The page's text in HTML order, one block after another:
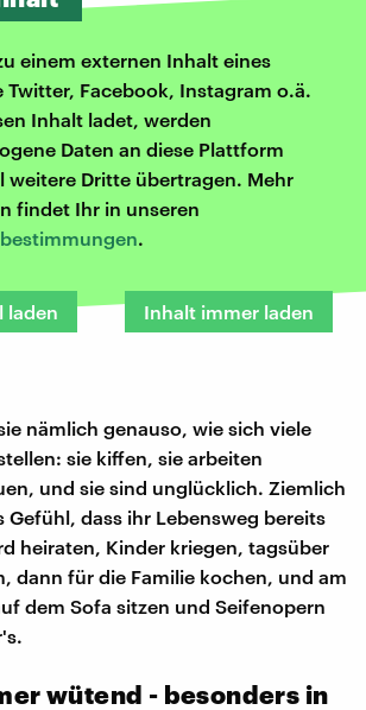
einem externen Inhalt eines
Twitter, Facebook, Instagram o.ä.
Inhalt ladet, werden
Daten an diese Plattform
weitere Dritte übertragen. Mehr
findet Ihr in unseren
.
laden Inhalt immer laden
nämlich genauso, wie sich viele
sie kiffen, sie arbeiten
und sie sind unglücklich. Ziemlich
Gefühl, dass ihr Lebensweg bereits
heiraten, Kinder kriegen, tagsüber
dann für die Familie kochen, und am
dem Sofa sitzen und Seifenopern
wütend - besonders in